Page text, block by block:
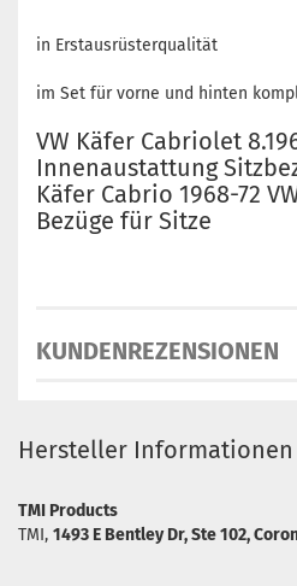
in Erstausrüsterqualität
im Set für vorne und hinten
VW Käfer Cabriolet
Innenaustattung
Käfer Cabrio 1968-72
Bezüge für Sitze
KUNDENREZENSIONEN
Hersteller Informationen
TMI Products
TMI, 1493 E Bentley Dr, Ste 102,